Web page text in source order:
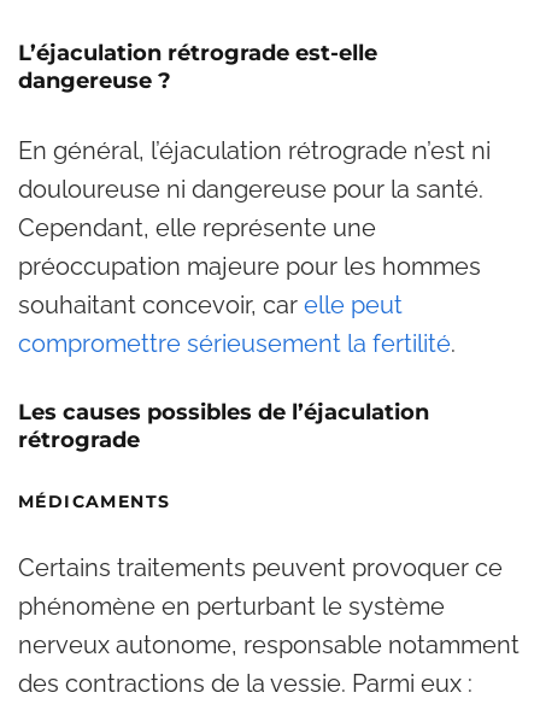
L’éjaculation rétrograde est-elle
dangereuse ?
En général, l’éjaculation rétrograde n’est ni
douloureuse ni dangereuse pour la santé.
Cependant, elle représente une
préoccupation majeure pour les hommes
souhaitant concevoir, car elle peut
compromettre sérieusement la fertilité.
Les causes possibles de l’éjaculation
rétrograde
MÉDICAMENTS
Certains traitements peuvent provoquer ce
phénomène en perturbant le système
nerveux autonome, responsable notamment
des contractions de la vessie. Parmi eux :